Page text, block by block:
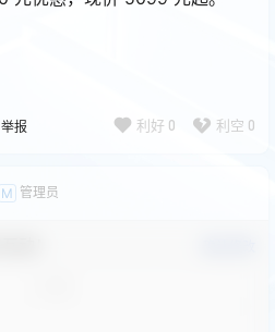
举报 利好 0 利空 0
M 管理员